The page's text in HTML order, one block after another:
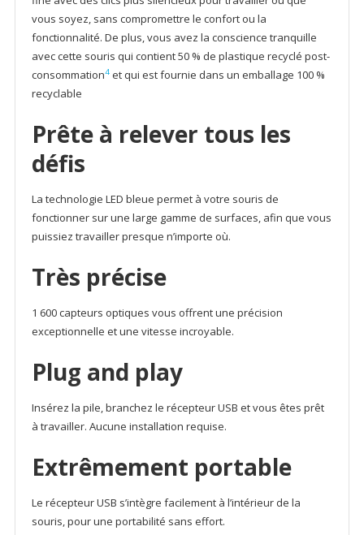
vous soyez, sans compromettre le confort ou la
fonctionnalité. De plus, vous avez la conscience tranquille
avec cette souris qui contient 50 % de plastique recyclé post-
consommation4et qui est fournie dans un emballage 100 %
recyclable
Prête à relever tous les
défis
La technologie LED bleue permet à votre souris de
fonctionner sur une large gamme de surfaces, afin que vous
puissiez travailler presque n’importe où.
Très précise
1 600 capteurs optiques vous offrent une précision
exceptionnelle et une vitesse incroyable.
Plug and play
Insérez la pile, branchez le récepteur USB et vous êtes prêt
à travailler. Aucune installation requise.
Extrêmement portable
Le récepteur USB s’intègre facilement à l’intérieur de la
souris, pour une portabilité sans effort.